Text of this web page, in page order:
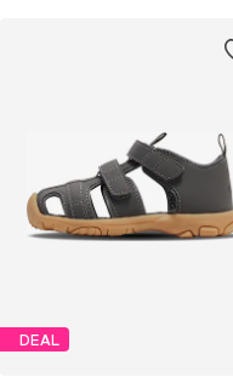
DEAL